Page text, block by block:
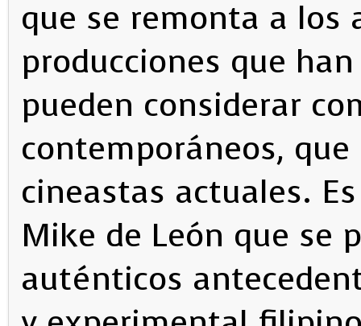
que se remonta a los
producciones que
pueden considerar
contemporáneos,
cineastas actuales.
Mike de León que se
auténticos